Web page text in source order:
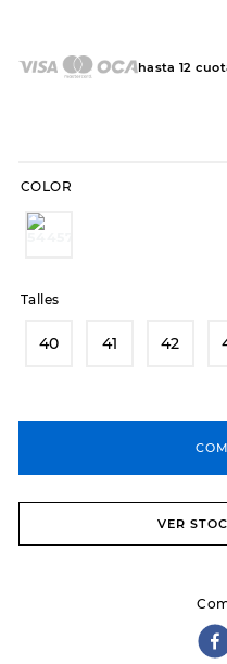
hasta 12
COLOR
Talles
40 41 42
VER